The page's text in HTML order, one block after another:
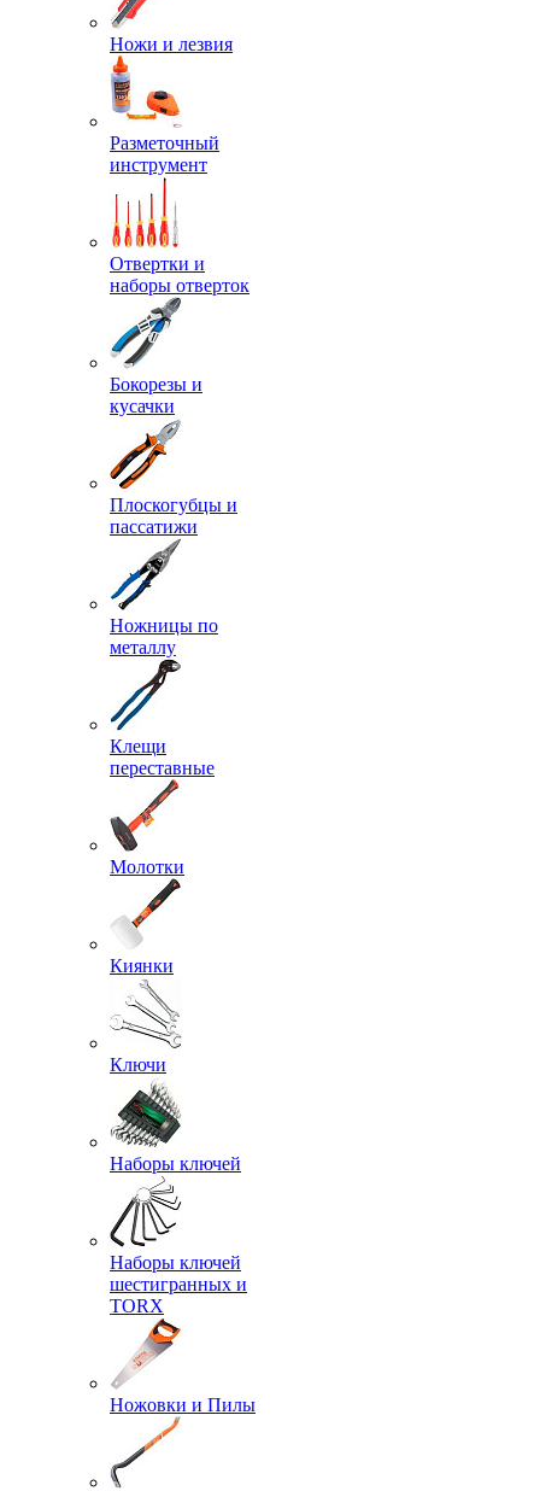
Ножи и лезвия
Разметочный
инструмент
Отвертки и
наборы отверток
Бокорезы и
кусачки
Плоскогубцы и
пассатижи
Ножницы по
металлу
Клещи
переставные
Молотки
Киянки
Ключи
Наборы ключей
Наборы ключей
шестигранных и
TORX
Ножовки и Пилы